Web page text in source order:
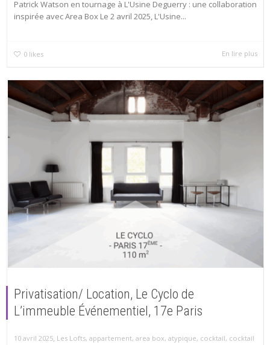
Patrick Watson en tournage à L'Usine Deguerry : une collaboration
inspirée avec Area Box Le 2 avril 2025, L'Usine...
0 likes En lire plus
Privatisation/ Location, Le Cyclo de
L’immeuble Événementiel, 17e Paris
10 avril 2025, Les Lofts, appartement, area box, atypique, cocktail, cocktail